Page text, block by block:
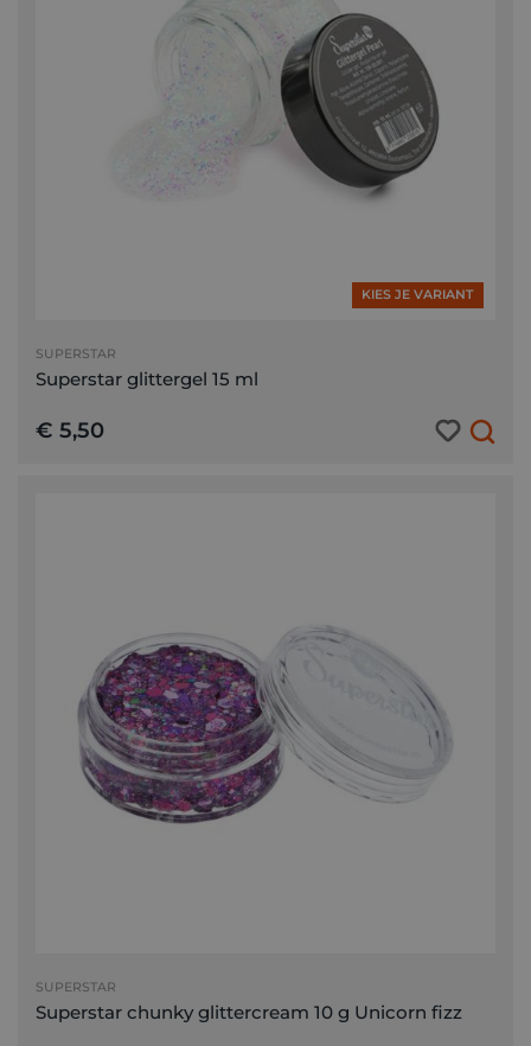
KIES JE VARIANT
SUPERSTAR
Superstar glittergel 15 ml
€ 5,50
SUPERSTAR
Superstar chunky glittercream 10 g Unicorn fizz